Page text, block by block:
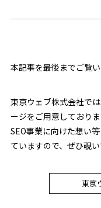
本記事を最後までご覧
東京ウェブ株式会社で
ージをご用意しており
SEO事業に向けた想い
ていますので、ぜひ覗い
東京